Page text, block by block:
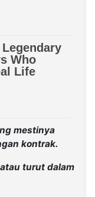
mestinya
kontrak.
turut dalam